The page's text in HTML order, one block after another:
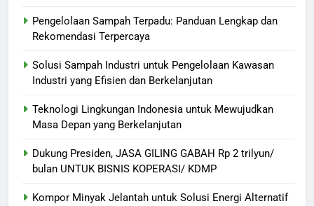
Pengelolaan Sampah Terpadu: Panduan Lengkap dan
Rekomendasi Terpercaya
Solusi Sampah Industri untuk Pengelolaan Kawasan
Industri yang Efisien dan Berkelanjutan
Teknologi Lingkungan Indonesia untuk Mewujudkan
Masa Depan yang Berkelanjutan
Dukung Presiden, JASA GILING GABAH Rp 2 trilyun/
bulan UNTUK BISNIS KOPERASI/ KDMP
Kompor Minyak Jelantah untuk Solusi Energi Alternatif